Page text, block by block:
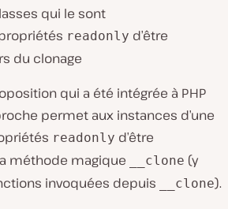
qui le sont
readonly d’être
du clonage
qui a été intégrée à PHP
permet aux instances d’une
readonly d’être
méthode magique
__clone (y
invoquées depuis
__clone).